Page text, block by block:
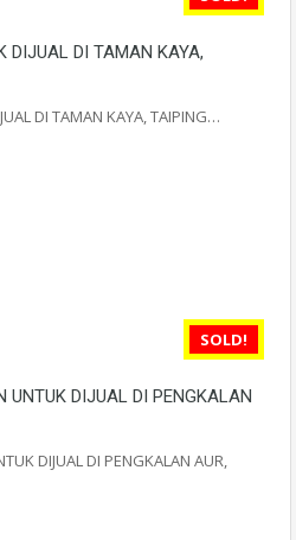
DIJUAL DI TAMAN KAYA,
DI TAMAN KAYA, TAIPING…
SOLD!
UNTUK DIJUAL DI PENGKALAN
DIJUAL DI PENGKALAN AUR,